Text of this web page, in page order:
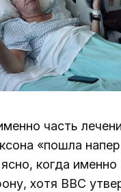
часть
«пошла
когда
хотя BBC